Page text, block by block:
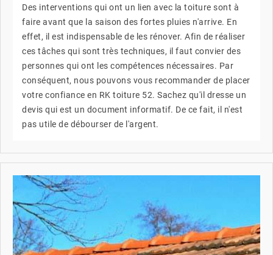
Des interventions qui ont un lien avec la toiture sont à
faire avant que la saison des fortes pluies n'arrive. En
effet, il est indispensable de les rénover. Afin de réaliser
ces tâches qui sont très techniques, il faut convier des
personnes qui ont les compétences nécessaires. Par
conséquent, nous pouvons vous recommander de placer
votre confiance en RK toiture 52. Sachez qu'il dresse un
devis qui est un document informatif. De ce fait, il n'est
pas utile de débourser de l'argent.